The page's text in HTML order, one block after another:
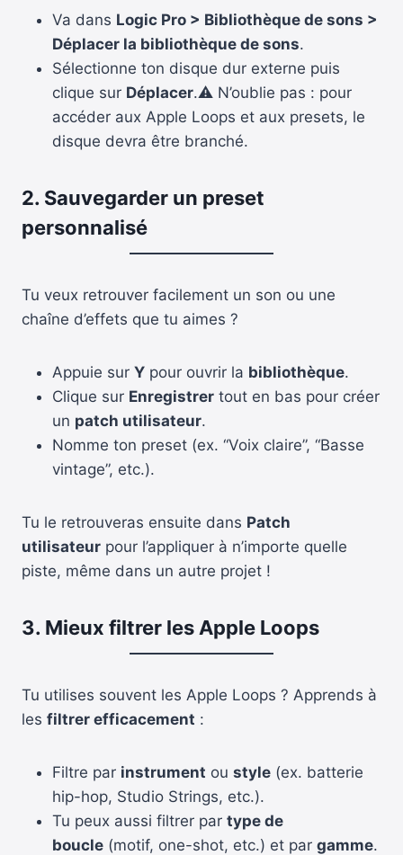
Va dans Logic Pro > Bibliothèque de sons >
Déplacer la bibliothèque de sons.
Sélectionne ton disque dur externe puis
clique sur Déplacer.⚠️ N’oublie pas : pour
accéder aux Apple Loops et aux presets, le
disque devra être branché.
2. Sauvegarder un preset
personnalisé
Tu veux retrouver facilement un son ou une
chaîne d’effets que tu aimes ?
Appuie sur Y pour ouvrir la bibliothèque.
Clique sur Enregistrer tout en bas pour créer
un patch utilisateur.
Nomme ton preset (ex. “Voix claire”, “Basse
vintage”, etc.).
Tu le retrouveras ensuite dans Patch
utilisateur pour l’appliquer à n’importe quelle
piste, même dans un autre projet !
3. Mieux filtrer les Apple Loops
Tu utilises souvent les Apple Loops ? Apprends à
les filtrer efficacement :
Filtre par instrument ou style (ex. batterie
hip-hop, Studio Strings, etc.).
Tu peux aussi filtrer par type de
boucle (motif, one-shot, etc.) et par gamme.